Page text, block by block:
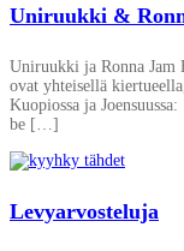
Uniruukki &
Uniruukki ja Ronna Jam
ovat yhteisellä
Kuopiossa ja
be […]
Levyarvosteluja